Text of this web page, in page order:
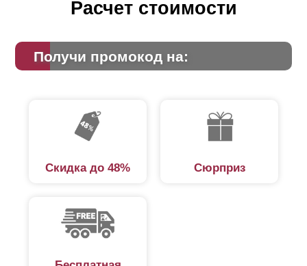
при глубине секции 80 мм - 105 мм.
Расчет стоимости
Получи промокод на:
Скидка до 48% Сюрприз